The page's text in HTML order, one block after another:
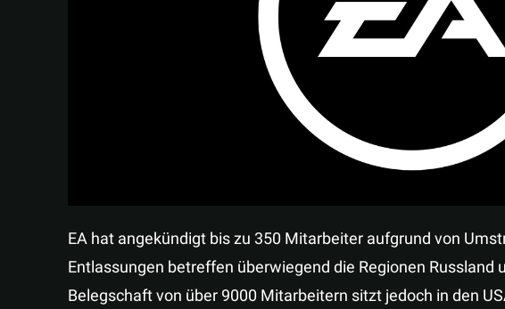
EA hat angekündigt bis zu 350 Mitarbeiter aufgrund von
Entlassungen betreffen überwiegend die Regionen Russland
Belegschaft von über 9000 Mitarbeitern sitzt jedoch in den